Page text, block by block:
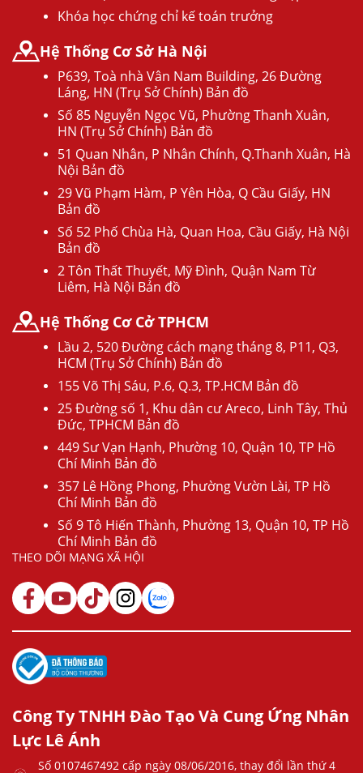
Khóa học chứng chỉ kế toán trưởng
Hệ Thống Cơ Sở Hà Nội
P639, Toà nhà Vân Nam Building, 26 Đường
Láng, HN (Trụ Sở Chính) Bản đồ
Số 85 Nguyễn Ngọc Vũ, Phường Thanh Xuân,
HN (Trụ Sở Chính) Bản đồ
51 Quan Nhân, P Nhân Chính, Q.Thanh Xuân, Hà
Nội Bản đồ
29 Vũ Phạm Hàm, P Yên Hòa, Q Cầu Giấy, HN
Bản đồ
Số 52 Phố Chùa Hà, Quan Hoa, Cầu Giấy, Hà Nội
Bản đồ
2 Tôn Thất Thuyết, Mỹ Đình, Quận Nam Từ
Liêm, Hà Nội Bản đồ
Hệ Thống Cơ Cở TPHCM
Lầu 2, 520 Đường cách mạng tháng 8, P11, Q3,
HCM (Trụ Sở Chính) Bản đồ
155 Võ Thị Sáu, P.6, Q.3, TP.HCM Bản đồ
25 Đường số 1, Khu dân cư Areco, Linh Tây, Thủ
Đức, TPHCM Bản đồ
449 Sư Vạn Hạnh, Phường 10, Quận 10, TP Hồ
Chí Minh Bản đồ
357 Lê Hồng Phong, Phường Vườn Lài, TP Hồ
Chí Minh Bản đồ
Số 9 Tô Hiến Thành, Phường 13, Quận 10, TP Hồ
Chí Minh Bản đồ
THEO DÕI MẠNG XÃ HỘI
Công Ty TNHH Đào Tạo Và Cung Ứng Nhân
Lực Lê Ánh
Số 0107467492 cấp ngày 08/06/2016, thay đổi lần thứ 4